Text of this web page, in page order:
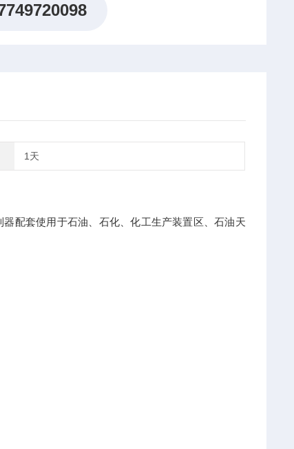
1天
配套使用于石油、石化、化工生产装置区、石油天